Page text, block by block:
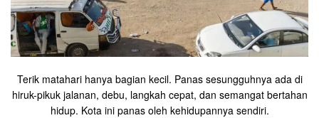
Terik matahari hanya bagian kecil. Panas sesungguhnya ada di
hiruk-pikuk jalanan, debu, langkah cepat, dan semangat bertahan
hidup. Kota ini panas oleh kehidupannya sendiri.